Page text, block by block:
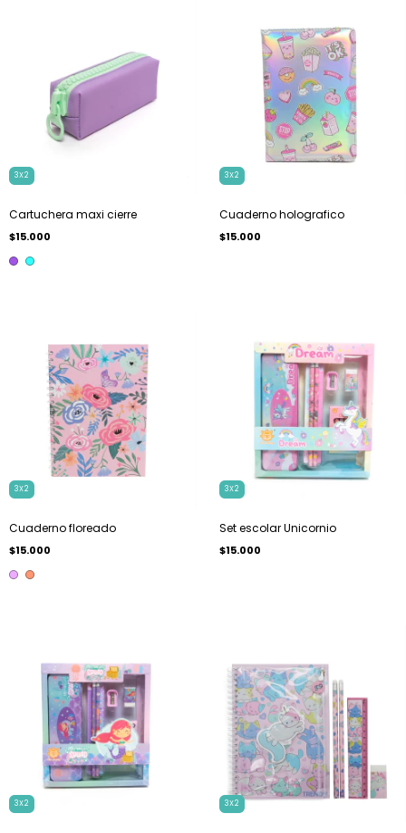
3X2
Cartuchera maxi cierre
$15.000
3X2
Cuaderno holografico
$15.000
3X2
Cuaderno floreado
$15.000
3X2
Set escolar Unicornio
$15.000
3X2 3X2